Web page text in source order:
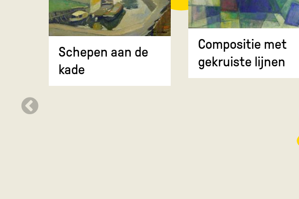
Schepen aan de
kade
Compositie met
gekruiste lijnen